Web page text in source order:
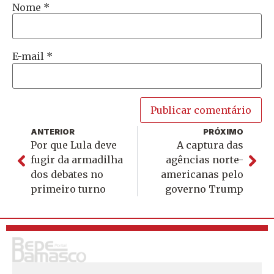
Nome *
E-mail *
ANTERIOR
Por que Lula deve
fugir da armadilha
dos debates no
primeiro turno
PRÓXIMO
A captura das
agências norte-
americanas pelo
governo Trump